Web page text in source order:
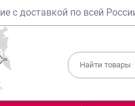
с доставкой по всей